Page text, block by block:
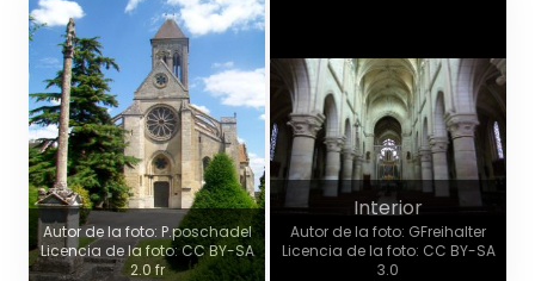
Autor de la foto: P.poschadel
Licencia de la foto: CC BY-SA
2.0 fr
Interior
Autor de la foto: GFreihalter
Licencia de la foto: CC BY-SA
3.0